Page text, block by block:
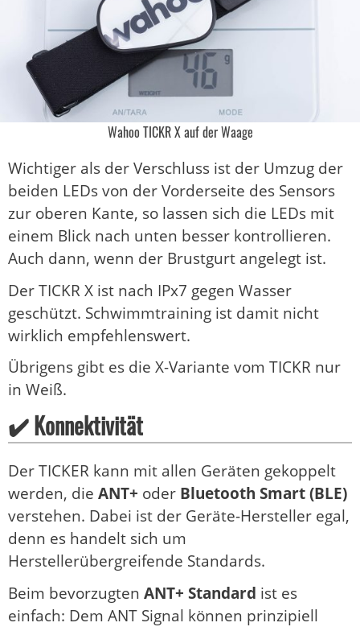
Wahoo TICKR X auf der Waage
Wichtiger als der Verschluss ist der Umzug der
beiden LEDs von der Vorderseite des Sensors
zur oberen Kante, so lassen sich die LEDs mit
einem Blick nach unten besser kontrollieren.
Auch dann, wenn der Brustgurt angelegt ist.
Der TICKR X ist nach IPx7 gegen Wasser
geschützt. Schwimmtraining ist damit nicht
wirklich empfehlenswert.
Übrigens gibt es die X-Variante vom TICKR nur
in Weiß.
✔️ Konnektivität
Der TICKER kann mit allen Geräten gekoppelt
werden, die ANT+ oder Bluetooth Smart (BLE)
verstehen. Dabei ist der Geräte-Hersteller egal,
denn es handelt sich um
Herstellerübergreifende Standards.
Beim bevorzugten ANT+ Standard ist es
einfach: Dem ANT Signal können prinzipiell